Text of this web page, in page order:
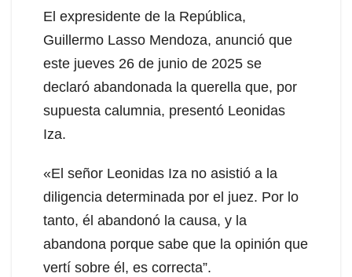
El expresidente de la República,
Guillermo Lasso Mendoza, anunció que
este jueves 26 de junio de 2025 se
declaró abandonada la querella que, por
supuesta calumnia, presentó Leonidas
Iza.
«El señor Leonidas Iza no asistió a la
diligencia determinada por el juez. Por lo
tanto, él abandonó la causa, y la
abandona porque sabe que la opinión que
vertí sobre él, es correcta”.